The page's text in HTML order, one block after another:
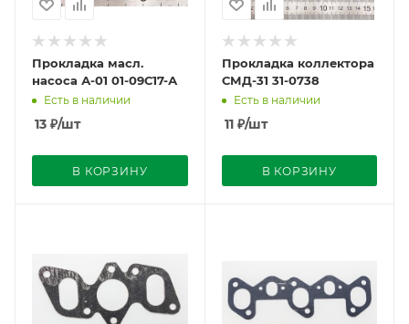
Прокладка масл.
насоса А-01 01-09С17-А
Есть в наличии
13 ₽/шт
В КОРЗИНУ
Прокладка коллектора
СМД-31 31-0738
Есть в наличии
11₽/шт
В КОРЗИНУ